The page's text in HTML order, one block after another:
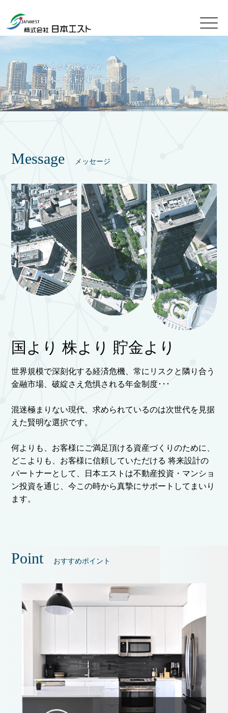
Message メッセージ
国より 株より 貯金より
世界規模で深刻化する経済危機、常にリスクと隣り合う
金融市場、破綻さえ危惧される年金制度･･･
混迷極まりない現代、求められているのは次世代を見据
えた賢明な選択です。
何よりも、お客様にご満足頂ける資産づくりのために、
どこよりも、お客様に信頼していただける 将来設計の
パートナーとして、日本エストは不動産投資・マンショ
ン投資を通じ、今この時から真摯にサポートしてまいり
ます。
Point おすすめポイント